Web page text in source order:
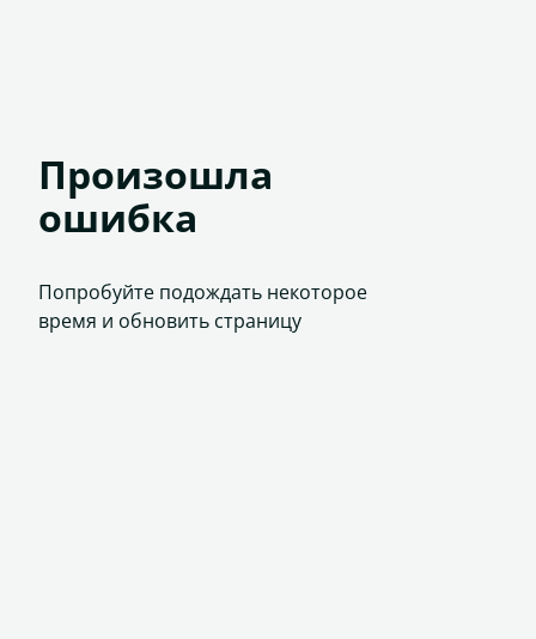
Произошла
ошибка
Попробуйте подождать некоторое
время и обновить страницу